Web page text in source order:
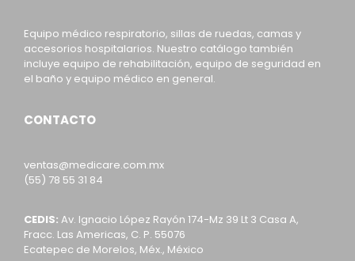
Equipo médico respiratorio, sillas de ruedas, camas y
accesorios hospitalarios. Nuestro catálogo también
incluye equipo de rehabilitación, equipo de seguridad en
el baño y equipo médico en general.
CONTACTO
ventas@medicare.com.mx
(55) 78 55 31 84
CEDIS: Av. Ignacio López Rayón 174-Mz 39 Lt 3 Casa A,
Fracc. Las Americas, C. P. 55076
Ecatepec de Morelos, Méx., México